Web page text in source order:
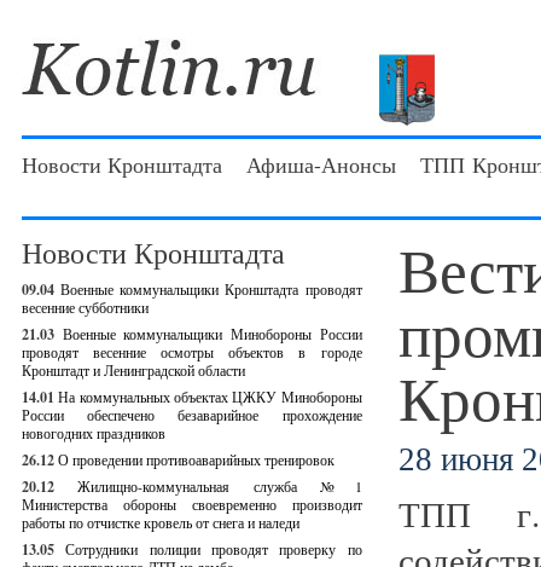
Новости Кронштадта Афиша-Анонсы ТПП
Новости Кронштадта
09.04 Военные коммунальщики Кронштадта проводят
весенние субботники
21.03 Военные коммунальщики Минобороны России
проводят весенние осмотры объектов в городе
Кронштадт и Ленинградской области
14.01 На коммунальных объектах ЦЖКУ Минобороны
России обеспечено безаварийное прохождение
новогодних праздников
26.12О проведении противоаварийных тренировок
20.12
Жилищно-коммунальная служба №1
Министерства обороны своевременно производит
работы по отчистке кровель от снега и наледи
13.05 Сотрудники полиции проводят проверку по
28 июня
ТПП г.